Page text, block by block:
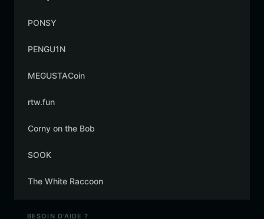
PONSY
PENGU1N
MEGUSTACoin
rtw.fun
Corny on the Bob
SOOK
The White Raccoon
BESOIN D'AIDE ?